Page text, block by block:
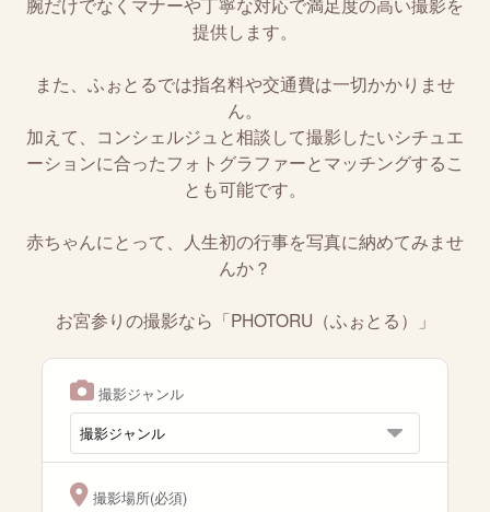
提供します。
また、ふぉとるでは指名料や交通費は一切かかりませ
ん。
加えて、コンシェルジュと相談して撮影したいシチュエ
ーションに合ったフォトグラファーとマッチングするこ
とも可能です。
赤ちゃんにとって、人生初の行事を写真に納めてみませ
んか？
お宮参りの撮影なら「PHOTORU（ふぉとる）」
撮影ジャンル
撮影場所(必須)